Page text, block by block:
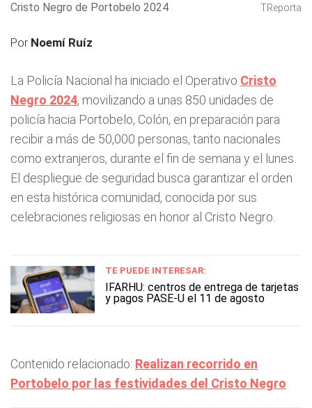
Cristo Negro de Portobelo 2024 TReporta
Por Noemí Ruíz
La Policía Nacional ha iniciado el Operativo Cristo
Negro 2024, movilizando a unas 850 unidades de
policía hacia Portobelo, Colón, en preparación para
recibir a más de 50,000 personas, tanto nacionales
como extranjeros, durante el fin de semana y el lunes.
El despliegue de seguridad busca garantizar el orden
en esta histórica comunidad, conocida por sus
celebraciones religiosas en honor al Cristo Negro.
TE PUEDE INTERESAR:
IFARHU: centros de entrega de tarjetas
y pagos PASE-U el 11 de agosto
Contenido relacionado: Realizan recorrido en
Portobelo por las festividades del Cristo Negro